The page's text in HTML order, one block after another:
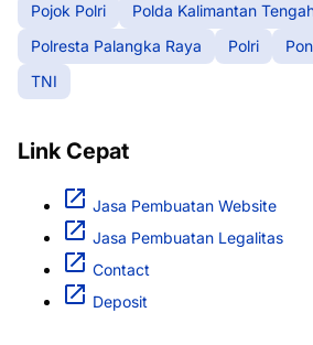
Pojok Polri
Polda Kalimantan
Polresta Palangka Raya
Polri
TNI
Link Cepat
Jasa Pembuatan Website
Jasa Pembuatan Legalitas
Contact
Deposit